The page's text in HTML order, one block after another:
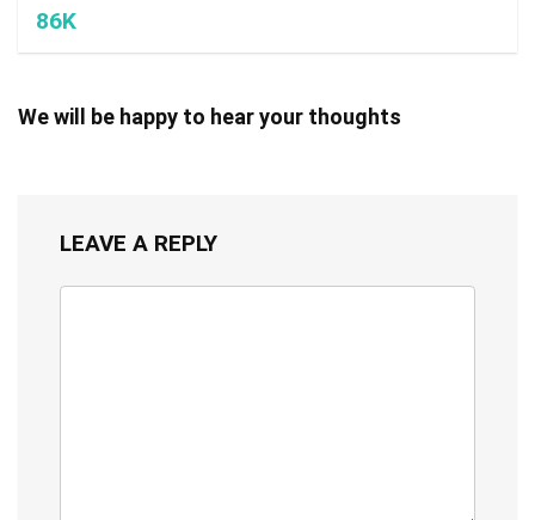
86K
We will be happy to hear your thoughts
LEAVE A REPLY